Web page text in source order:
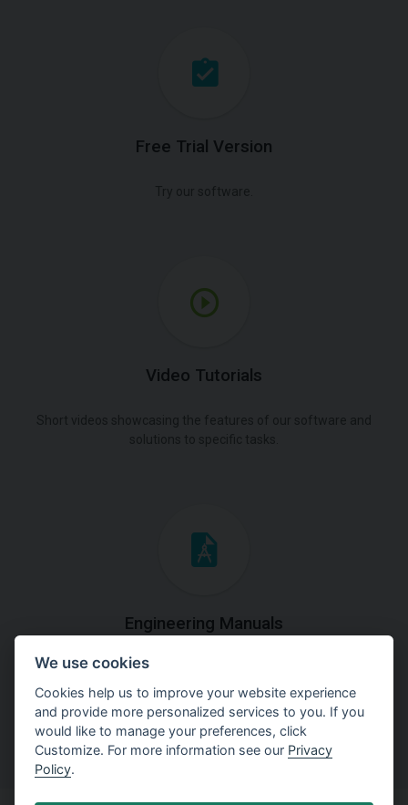
Free Trial Version
Video Tutorials
Engineering Manuals
Step by steps guides on how
to solve a specific tasks.
We use cookies
Cookies help us to improve your website experience
and provide more personalized services to you. If you
would like to manage your preferences, click
Customize. For more information see our Privacy
Policy.